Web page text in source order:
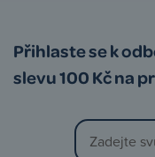
Přihlaste se k
slevu 100 Kč na